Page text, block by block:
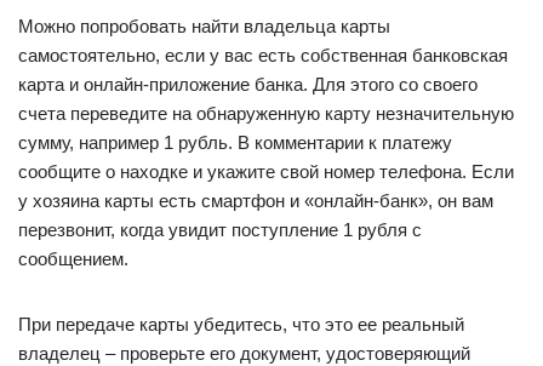
Можно попробовать найти владельца карты
самостоятельно, если у вас есть собственная банковская
карта и онлайн-приложение банка. Для этого со своего
счета переведите на обнаруженную карту незначительную
сумму, например 1 рубль. В комментарии к платежу
сообщите о находке и укажите свой номер телефона. Если
у хозяина карты есть смартфон и «онлайн-банк», он вам
перезвонит, когда увидит поступление 1 рубля с
сообщением.
При передаче карты убедитесь, что это ее реальный
владелец – проверьте его документ, удостоверяющий